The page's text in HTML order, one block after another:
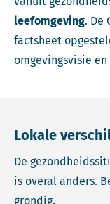
leefomgeving. De
factsheet
omgevingsvisie
Lokale
De
is overal anders.
grondig.